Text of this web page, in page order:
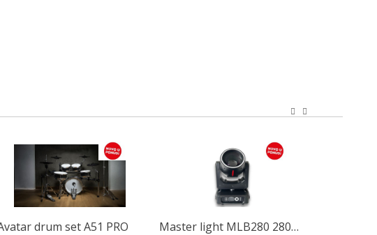
Avatar DMH10 Pro slušalice